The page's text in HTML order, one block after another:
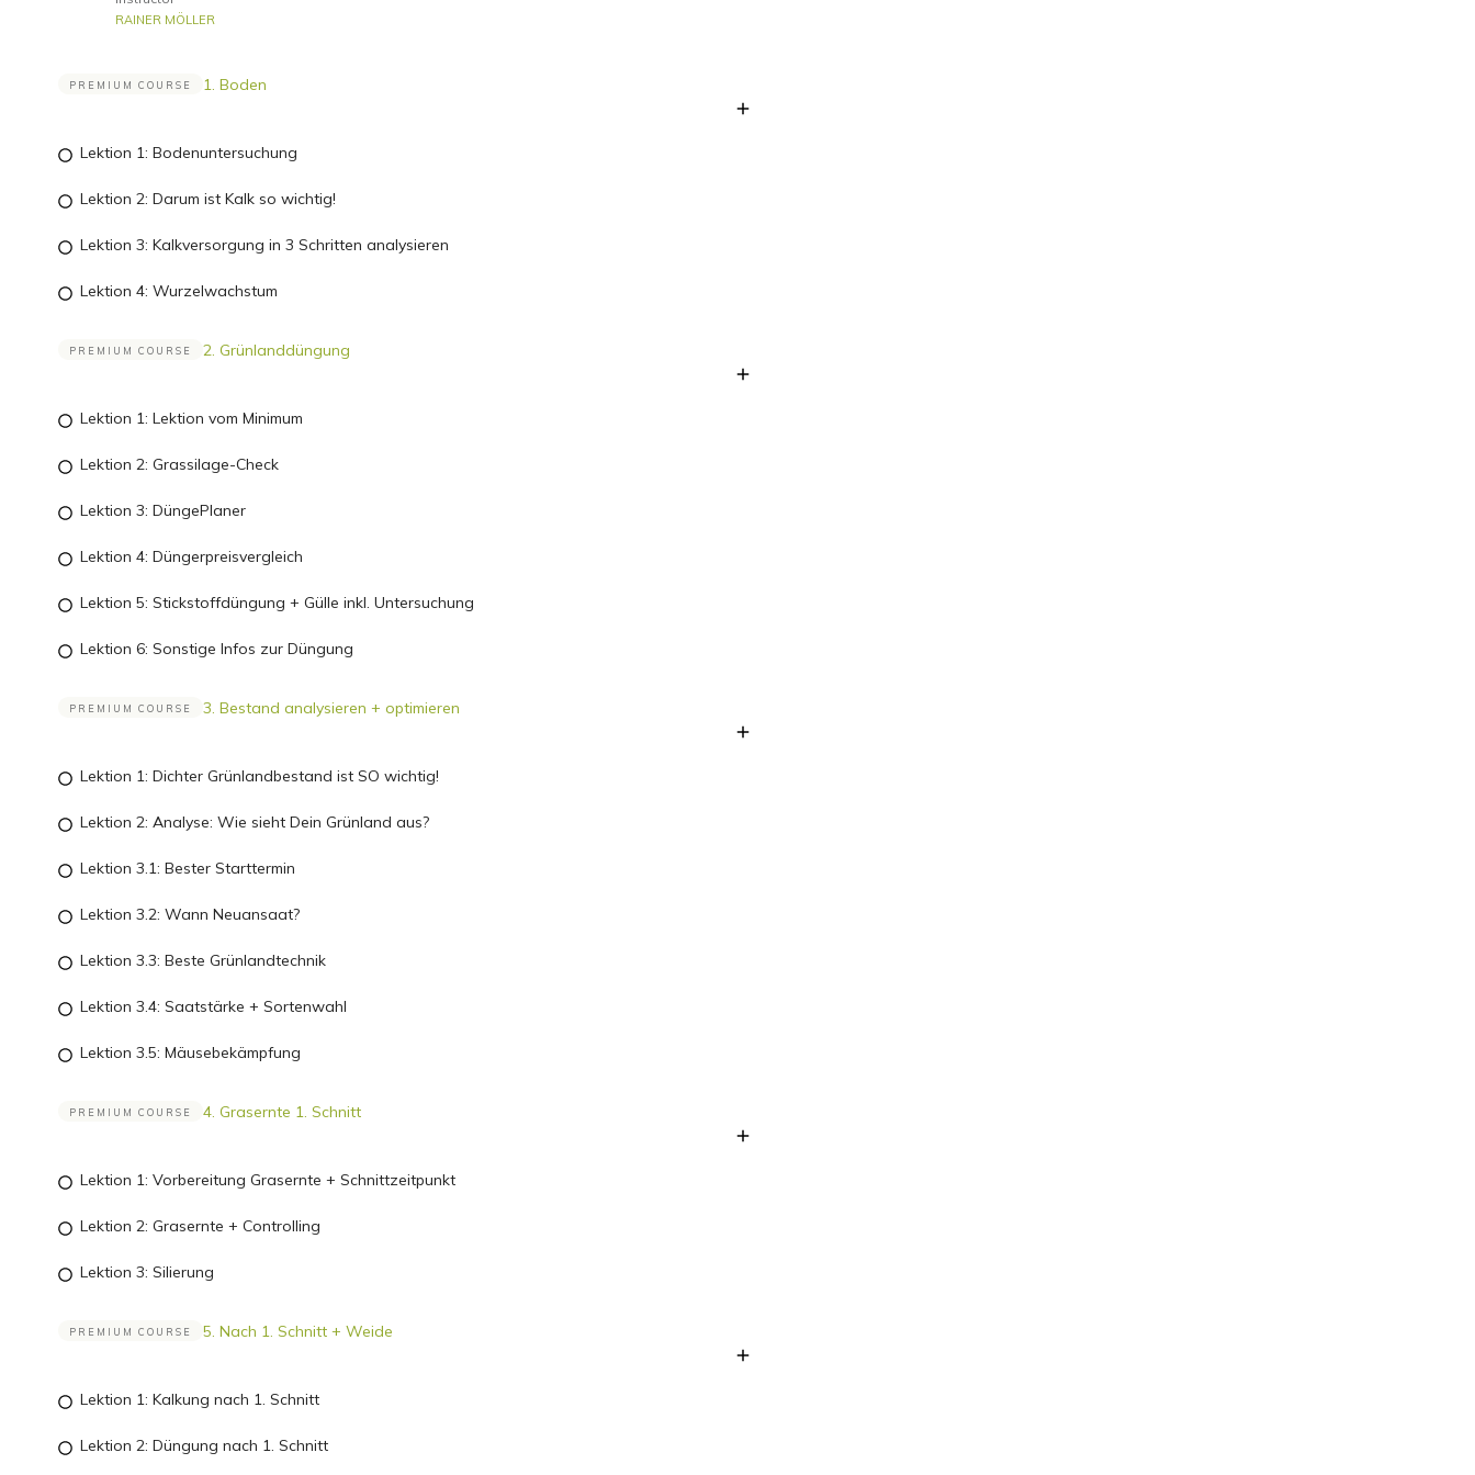
RAINER MÖLLER
PREMIUM COURSE 1. Boden
Lektion 1: Bodenuntersuchung
Lektion 2: Darum ist Kalk so wichtig!
Lektion 3: Kalkversorgung in 3 Schritten analysieren
Lektion 4: Wurzelwachstum
PREMIUM COURSE 2. Grünlanddüngung
Lektion 1: Lektion vom Minimum
Lektion 2: Grassilage-Check
Lektion 3: DüngePlaner
Lektion 4: Düngerpreisvergleich
Lektion 5: Stickstoffdüngung + Gülle inkl. Untersuchung
Lektion 6: Sonstige Infos zur Düngung
PREMIUM COURSE 3. Bestand analysieren + optimieren
Lektion 1: Dichter Grünlandbestand ist SO wichtig!
Lektion 2: Analyse: Wie sieht Dein Grünland aus?
Lektion 3.1: Bester Starttermin
Lektion 3.2: Wann Neuansaat?
Lektion 3.3: Beste Grünlandtechnik
Lektion 3.4: Saatstärke + Sortenwahl
Lektion 3.5: Mäusebekämpfung
PREMIUM COURSE 4. Grasernte 1. Schnitt
Lektion 1: Vorbereitung Grasernte + Schnittzeitpunkt
Lektion 2: Grasernte + Controlling
Lektion 3: Silierung
PREMIUM COURSE 5. Nach 1. Schnitt + Weide
Lektion 1: Kalkung nach 1. Schnitt
Lektion 2: Düngung nach 1. Schnitt